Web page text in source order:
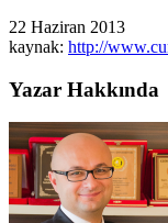
22 Haziran 2013
kaynak: http://
Yazar Hakkında